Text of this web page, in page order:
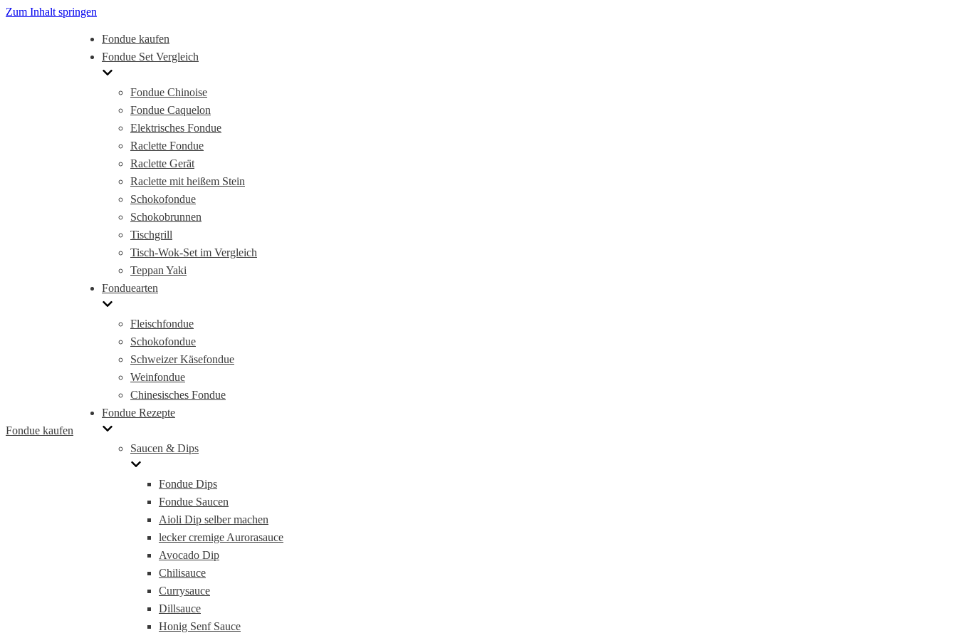
Zum Inhalt springen
Fondue kaufen
Fondue kaufen
Fondue Set Vergleich
Fondue Chinoise
Fondue Caquelon
Elektrisches Fondue
Raclette Fondue
Raclette Gerät
Raclette mit heißem Stein
Schokofondue
Schokobrunnen
Tischgrill
Tisch-Wok-Set im Vergleich
Teppan Yaki
Fonduearten
Fleischfondue
Schokofondue
Schweizer Käsefondue
Weinfondue
Chinesisches Fondue
Fondue Rezepte
Saucen & Dips
Fondue Dips
Fondue Saucen
Aioli Dip selber machen
lecker cremige Aurorasauce
Avocado Dip
Chilisauce
Currysauce
Dillsauce
Honig Senf Sauce